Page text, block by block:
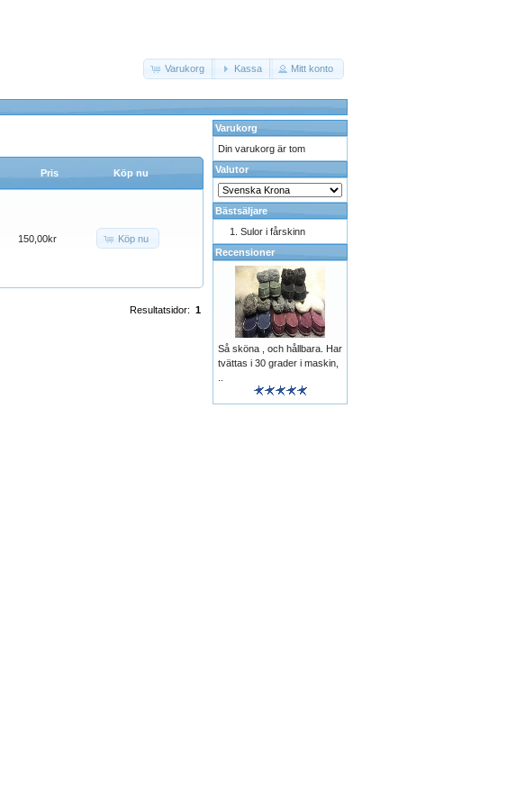
Varukorg Kassa Mitt konto
Pris Köp nu
150,00kr Köp nu
Resultatsidor: 1
Varukorg
Din varukorg är tom
Valutor
Bästsäljare
Sulor i fårskinn
Recensioner
Så sköna , och hållbara. Har
tvättas i 30 grader i maskin,